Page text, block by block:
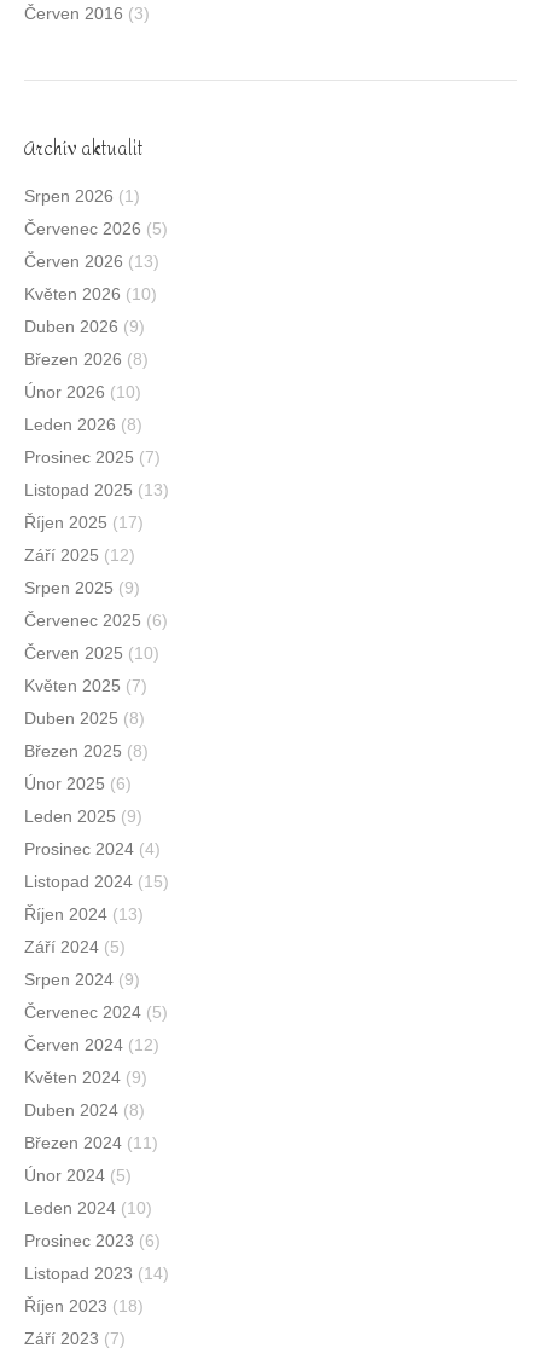
Červen 2016 (3)
Archív aktualit
Srpen 2026 (1)
Červenec 2026 (5)
Červen 2026 (13)
Květen 2026 (10)
Duben 2026 (9)
Březen 2026 (8)
Únor 2026 (10)
Leden 2026 (8)
Prosinec 2025 (7)
Listopad 2025 (13)
Říjen 2025 (17)
Září 2025 (12)
Srpen 2025 (9)
Červenec 2025 (6)
Červen 2025 (10)
Květen 2025 (7)
Duben 2025 (8)
Březen 2025 (8)
Únor 2025 (6)
Leden 2025 (9)
Prosinec 2024 (4)
Listopad 2024 (15)
Říjen 2024 (13)
Září 2024 (5)
Srpen 2024 (9)
Červenec 2024 (5)
Červen 2024 (12)
Květen 2024 (9)
Duben 2024 (8)
Březen 2024 (11)
Únor 2024 (5)
Leden 2024 (10)
Prosinec 2023 (6)
Listopad 2023 (14)
Říjen 2023 (18)
Září 2023 (7)